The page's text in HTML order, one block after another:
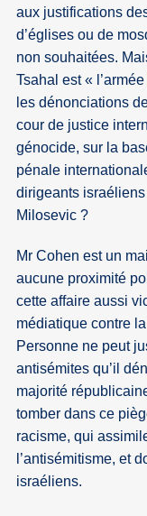
aux justifications
d’églises ou de
non souhaitées.
Tsahal est «
les dénonciations
cour de justice
génocide, sur la
pénale
dirigeants
Milosevic ?
Mr Cohen est un
aucune proximité
cette affaire aussi
médiatique contre
Personne ne peut
antisémites qu’il
majorité
tomber dans ce
racisme, qui
l’antisémitisme, et
israéliens.